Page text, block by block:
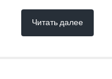
Читать далее